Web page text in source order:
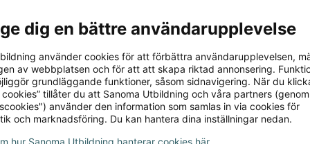
Gy25
är ett modernt
i biologi för
På ett utmanande
Serie
Naturkunskap Gy25
Den nya upplagan av vår
uppskattade serie
är helt anpassad efter
dig en bättre användarupplevelse
använder cookies för att förbättra användarupplevelsen,
av webbplatsen och för att att skapa riktad annonsering.
grundläggande funktioner, såsom sidnavigering. När du
cookies” tillåter du att Sanoma Utbildning och våra partners
använder den information som samlas in via cookies för
och marknadsföring. Du kan hantera dina inställningar nedan.
hur Sanoma Utbildning hanterar cookies här